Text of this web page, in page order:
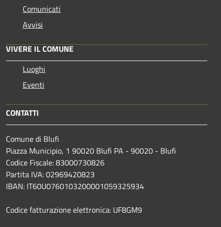
Comunicati
Avvisi
VIVERE IL COMUNE
Luoghi
Eventi
CONTATTI
Comune di Blufi
Piazza Municipio, 1 90020 Blufi PA - 90020 - Blufi
Codice Fiscale: 83000730826
Partita IVA: 02969420823
IBAN: IT60U0760103200001059325934
Codice fatturazione elettronica: UF8GM9